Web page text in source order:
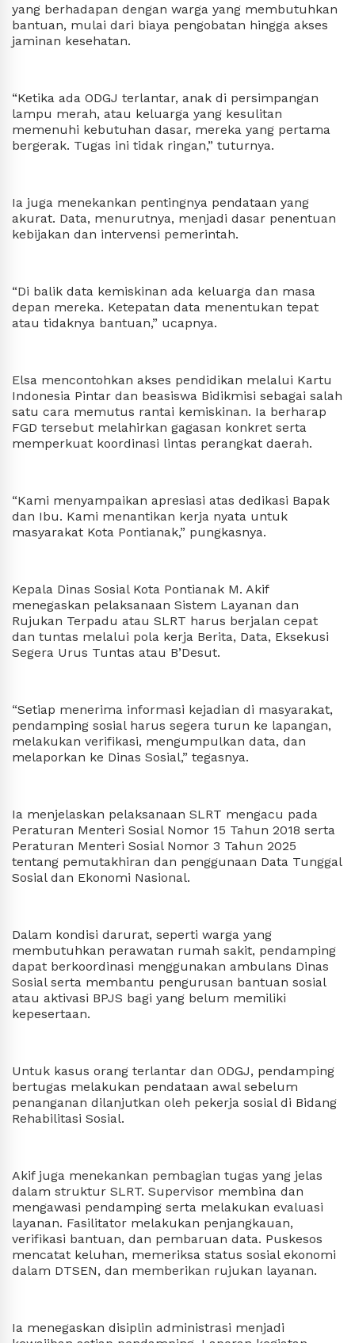
yang berhadapan dengan warga yang membutuhkan
bantuan, mulai dari biaya pengobatan hingga akses
jaminan kesehatan.
“Ketika ada ODGJ terlantar, anak di persimpangan
lampu merah, atau keluarga yang kesulitan
memenuhi kebutuhan dasar, mereka yang pertama
bergerak. Tugas ini tidak ringan,” tuturnya.
Ia juga menekankan pentingnya pendataan yang
akurat. Data, menurutnya, menjadi dasar penentuan
kebijakan dan intervensi pemerintah.
“Di balik data kemiskinan ada keluarga dan masa
depan mereka. Ketepatan data menentukan tepat
atau tidaknya bantuan,” ucapnya.
Elsa mencontohkan akses pendidikan melalui Kartu
Indonesia Pintar dan beasiswa Bidikmisi sebagai salah
satu cara memutus rantai kemiskinan. Ia berharap
FGD tersebut melahirkan gagasan konkret serta
memperkuat koordinasi lintas perangkat daerah.
“Kami menyampaikan apresiasi atas dedikasi Bapak
dan Ibu. Kami menantikan kerja nyata untuk
masyarakat Kota Pontianak,” pungkasnya.
Kepala Dinas Sosial Kota Pontianak M. Akif
menegaskan pelaksanaan Sistem Layanan dan
Rujukan Terpadu atau SLRT harus berjalan cepat
dan tuntas melalui pola kerja Berita, Data, Eksekusi
Segera Urus Tuntas atau B’Desut.
“Setiap menerima informasi kejadian di masyarakat,
pendamping sosial harus segera turun ke lapangan,
melakukan verifikasi, mengumpulkan data, dan
melaporkan ke Dinas Sosial,” tegasnya.
Ia menjelaskan pelaksanaan SLRT mengacu pada
Peraturan Menteri Sosial Nomor 15 Tahun 2018 serta
Peraturan Menteri Sosial Nomor 3 Tahun 2025
tentang pemutakhiran dan penggunaan Data Tunggal
Sosial dan Ekonomi Nasional.
Dalam kondisi darurat, seperti warga yang
membutuhkan perawatan rumah sakit, pendamping
dapat berkoordinasi menggunakan ambulans Dinas
Sosial serta membantu pengurusan bantuan sosial
atau aktivasi BPJS bagi yang belum memiliki
kepesertaan.
Untuk kasus orang terlantar dan ODGJ, pendamping
bertugas melakukan pendataan awal sebelum
penanganan dilanjutkan oleh pekerja sosial di Bidang
Rehabilitasi Sosial.
Akif juga menekankan pembagian tugas yang jelas
dalam struktur SLRT. Supervisor membina dan
mengawasi pendamping serta melakukan evaluasi
layanan. Fasilitator melakukan penjangkauan,
verifikasi bantuan, dan pembaruan data. Puskesos
mencatat keluhan, memeriksa status sosial ekonomi
dalam DTSEN, dan memberikan rujukan layanan.
Ia menegaskan disiplin administrasi menjadi